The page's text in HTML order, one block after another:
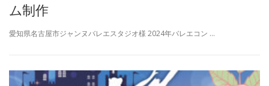
ム制作
愛知県名古屋市ジャンヌバレエスタジオ様 2024年バレエコン …